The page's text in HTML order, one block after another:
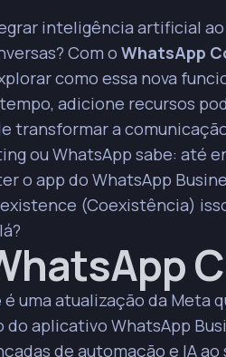
eliminando a necessidade
gestores é a continuidade do fluxo
interações rotineiras, como
de comunicação fortalece o
passadas para respostas mais
significativo, pois a IA pode
custos e eficiência.
conectar uma plataforma de
o processo de escaneamento de
de automação potencializa o
mensagens personalizadas e
limites de broadcast ou taxas de
métodos atuais.
inteligência artificial
Com o WhatsApp
como essa nova
adicione recursos
transformar a
ou WhatsApp sabe: até
o app do WhatsApp
(Coexistência)
é uma atualização da Meta
do aplicativo WhatsApp
de automação e IA